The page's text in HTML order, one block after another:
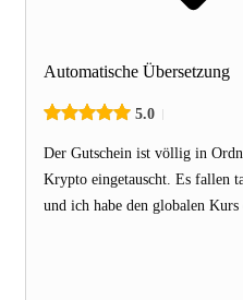
Automatische Übersetzung
5.0
Der Gutschein ist völlig in
Krypto eingetauscht. Es fallen
und ich habe den globalen